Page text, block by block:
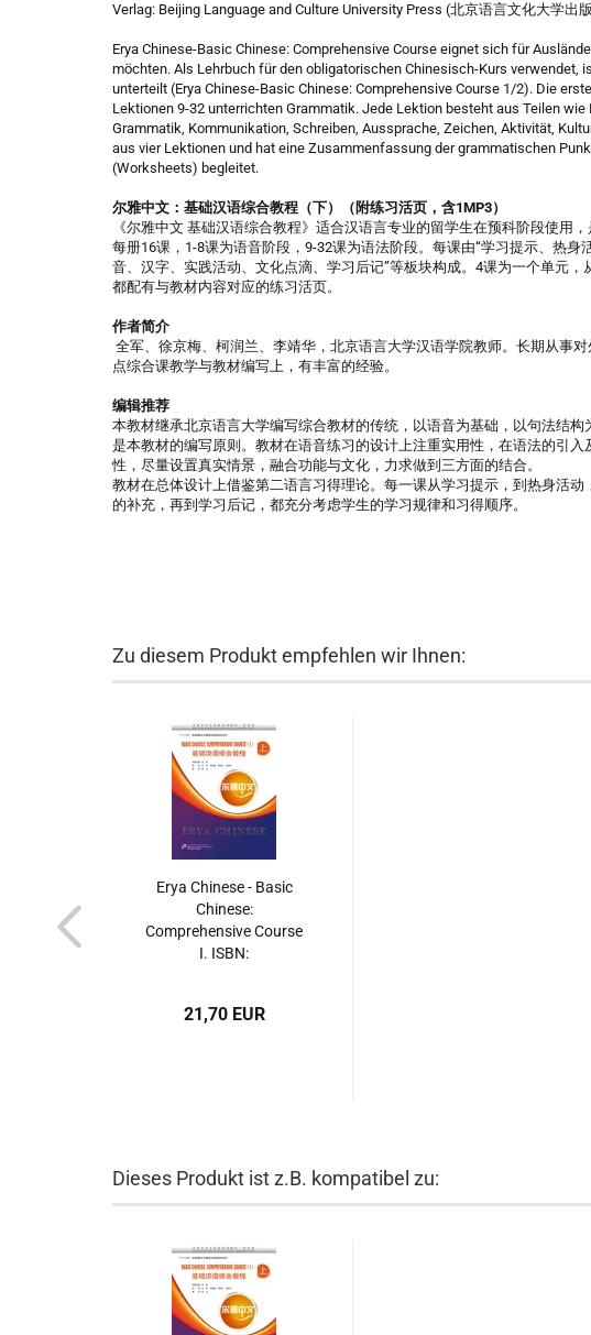
Verlag: Beijing Language and Culture University Press (北京语言文化大学出
Erya Chinese-Basic Chinese: Comprehensive Course eignet sich für
möchten. Als Lehrbuch für den obligatorischen Chinesisch-Kurs verwendet,
unterteilt (Erya Chinese-Basic Chinese: Comprehensive Course 1/2). Die
Lektionen 9-32 unterrichten Grammatik. Jede Lektion besteht aus Teilen wie
Grammatik, Kommunikation, Schreiben, Aussprache, Zeichen, Aktivität,
aus vier Lektionen und hat eine Zusammenfassung der grammatischen
(Worksheets) begleitet.
尔雅中文：基础汉语综合教程（下）（附练习活页，含1MP3）
《尔雅中文 基础汉语综合教程》适合汉语言专业的留学生在预科阶段使用
每册16课，1-8课为语音阶段，9-32课为语法阶段。每课由“学习提示、热
音、汉字、实践活动、文化点滴、学习后记”等板块构成。4课为一个单元
都配有与教材内容对应的练习活页。
作者简介
全军、徐京梅、柯润兰、李靖华，北京语言大学汉语学院教师。长期从事
点综合课教学与教材编写上，有丰富的经验。
编辑推荐
本教材继承北京语言大学编写综合教材的传统，以语音为基础，以句法结
是本教材的编写原则。教材在语音练习的设计上注重实用性，在语法的引
性，尽量设置真实情景，融合功能与文化，力求做到三方面的结合。
教材在总体设计上借鉴第二语言习得理论。每一课从学习提示，到热身活
的补充，再到学习后记，都充分考虑学生的学习规律和习得顺序。
Zu diesem Produkt empfehlen wir Ihnen:
Erya Chinese - Basic
Chinese:
Comprehensive Course
I. ISBN:
21,70 EUR
Dieses Produkt ist z.B. kompatibel zu: